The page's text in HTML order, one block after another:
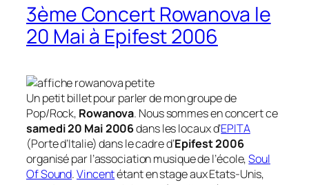
3ème Concert Rowanova le
20 Mai à Epifest 2006
Un petit billet pour parler de mon groupe de
Pop/Rock, Rowanova. Nous sommes en concert ce
samedi 20 Mai 2006dans les locaux d’EPITA
(Porte d’Italie) dans le cadre d’Epifest 2006
organisé par l’association musique de l’école,Soul
Of Sound.Vincentétant en stage aux Etats-Unis,